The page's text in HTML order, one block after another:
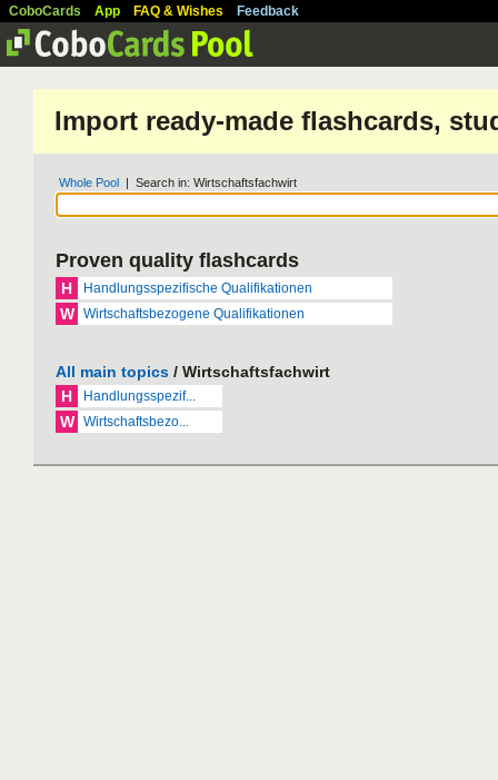
CoboCards App FAQ & Wishes Feedback
Import ready-made flashcards,
Whole Pool | Search in: Wirtschaftsfachwirt
Proven quality flashcards
H Handlungsspezifische Qualifikationen
W Wirtschaftsbezogene Qualifikationen
All main topics / Wirtschaftsfachwirt
H
Handlungsspezif...
W Wirtschaftsbezo...